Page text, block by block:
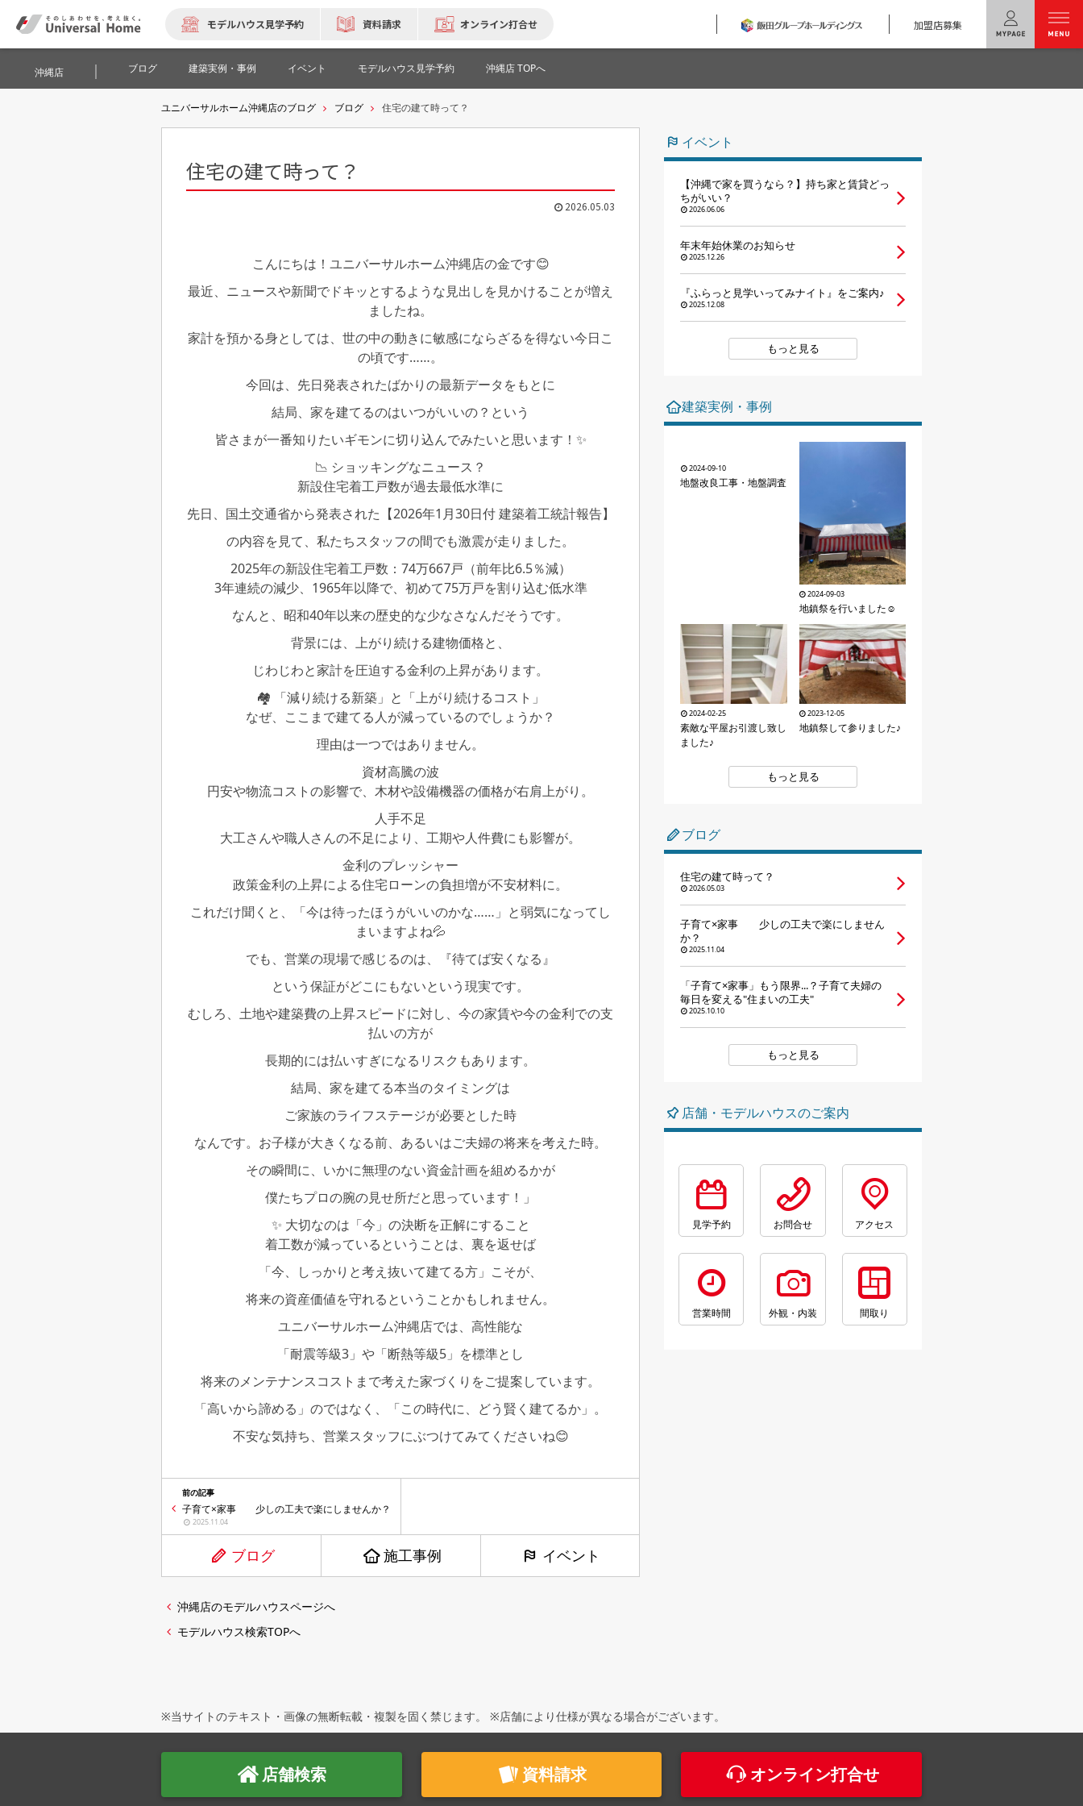
モデルハウス見学予約 資料請求 オンライン打合せ 加盟店募集
テクノロジー
建築実例
キャンペーン・コラボ情報
企業情報
沖縄店 ブログ 建築実例・事例 イベント モデルハウス見学予約 沖縄店 TOPへ
ユニバーサルホーム沖縄店のブログ ブログ 住宅の建て時って？
住宅の建て時って？
2026.05.03
こんにちは！ユニバーサルホーム沖縄店の金です😊
最近、ニュースや新聞でドキッとするような見出しを見かけることが増え
ましたね。
家計を預かる身としては、世の中の動きに敏感にならざるを得ない今日こ
の頃です……。
今回は、先日発表されたばかりの最新データをもとに
結局、家を建てるのはいつがいいの？という
皆さまが一番知りたいギモンに切り込んでみたいと思います！✨
📉 ショッキングなニュース？
新設住宅着工戸数が過去最低水準に
先日、国土交通省から発表された【2026年1月30日付 建築着工統計報告】
の内容を見て、私たちスタッフの間でも激震が走りました。
2025年の新設住宅着工戸数：74万667戸（前年比6.5％減）
3年連続の減少、1965年以降で、初めて75万戸を割り込む低水準
なんと、昭和40年以来の歴史的な少なさなんだそうです。
背景には、上がり続ける建物価格と、
じわじわと家計を圧迫する金利の上昇があります。
🏘️ 「減り続ける新築」と「上がり続けるコスト」
なぜ、ここまで建てる人が減っているのでしょうか？
理由は一つではありません。
資材高騰の波
円安や物流コストの影響で、木材や設備機器の価格が右肩上がり。
人手不足
大工さんや職人さんの不足により、工期や人件費にも影響が。
金利のプレッシャー
政策金利の上昇による住宅ローンの負担増が不安材料に。
これだけ聞くと、「今は待ったほうがいいのかな……」と弱気になってし
まいますよね💦
でも、営業の現場で感じるのは、『待てば安くなる』
という保証がどこにもないという現実です。
むしろ、土地や建築費の上昇スピードに対し、今の家賃や今の金利での支
払いの方が
長期的には払いすぎになるリスクもあります。
結局、家を建てる本当のタイミングは
ご家族のライフステージが必要とした時
なんです。お子様が大きくなる前、あるいはご夫婦の将来を考えた時。
その瞬間に、いかに無理のない資金計画を組めるかが
僕たちプロの腕の見せ所だと思っています！」
✨ 大切なのは「今」の決断を正解にすること
着工数が減っているということは、裏を返せば
「今、しっかりと考え抜いて建てる方」こそが、
将来の資産価値を守れるということかもしれません。
ユニバーサルホーム沖縄店では、高性能な
「耐震等級3」や「断熱等級5」を標準とし
将来のメンテナンスコストまで考えた家づくりをご提案しています。
「高いから諦める」のではなく、「この時代に、どう賢く建てるか」。
不安な気持ち、営業スタッフにぶつけてみてくださいね😊
前の記事
子育て×家事 少しの工夫で楽にしませんか？
2025.11.04
ブログ 施工事例 イベント
沖縄店のモデルハウスページへ
モデルハウス検索TOPへ
イベント
【沖縄で家を買うなら？】持ち家と賃貸どっ
ちがいい？
2026.06.06
年末年始休業のお知らせ
2025.12.26
『ふらっと見学いってみナイト』をご案内♪
2025.12.08
もっと見る
建築実例・事例
2024-09-10
地盤改良工事・地盤調査
2024-09-03
地鎮祭を行いました☺
2024-02-25
素敵な平屋お引渡し致し
ました♪
2023-12-05
地鎮祭して参りました♪
もっと見る
ブログ
住宅の建て時って？
2026.05.03
子育て×家事 少しの工夫で楽にしません
か？
2025.11.04
「子育て×家事」もう限界...？子育て夫婦の
毎日を変える"住まいの工夫"
2025.10.10
もっと見る
店舗・モデルハウスのご案内
見学予約 お問合せ アクセス
営業時間 外観・内装 間取り
※当サイトのテキスト・画像の無断転載・複製を固く禁じます。 ※店舗により仕様が異なる場合がございます。
店舗検索 資料請求 オンライン打合せ